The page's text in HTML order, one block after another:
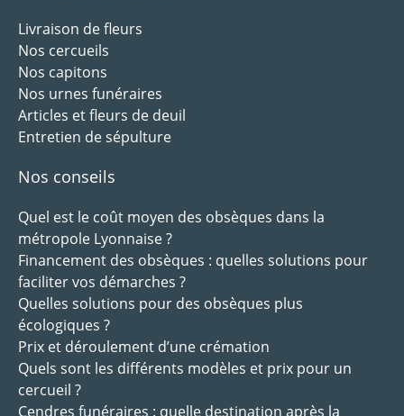
Livraison de fleurs
Nos cercueils
Nos capitons
Nos urnes funéraires
Articles et fleurs de deuil
Entretien de sépulture
Nos conseils
Quel est le coût moyen des obsèques dans la
métropole Lyonnaise ?
Financement des obsèques : quelles solutions pour
faciliter vos démarches ?
Quelles solutions pour des obsèques plus
écologiques ?
Prix et déroulement d’une crémation
Quels sont les différents modèles et prix pour un
cercueil ?
Cendres funéraires : quelle destination après la